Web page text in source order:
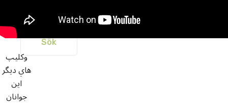
efter:
وکليپ
هاي ديگر
اين
جوانان